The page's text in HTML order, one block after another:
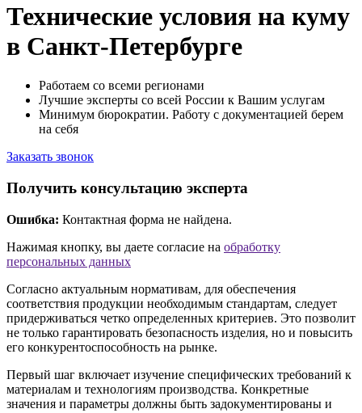
Технические условия на куму
в Санкт-Петербурге
Работаем со всеми регионами
Лучшие эксперты со всей России к Вашим услугам
Минимум бюрократии. Работу с документацией берем
на себя
Заказать звонок
Получить консультацию эксперта
Ошибка: Контактная форма не найдена.
Нажимая кнопку, вы даете согласие на обработку
персональных данных
Согласно актуальным нормативам, для обеспечения
соответствия продукции необходимым стандартам, следует
придерживаться четко определенных критериев. Это позволит
не только гарантировать безопасность изделия, но и повысить
его конкурентоспособность на рынке.
Первый шаг включает изучение специфических требований к
материалам и технологиям производства. Конкретные
значения и параметры должны быть задокументированы и